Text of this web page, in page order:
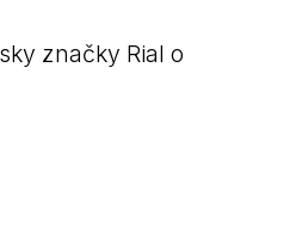
značky Rial o